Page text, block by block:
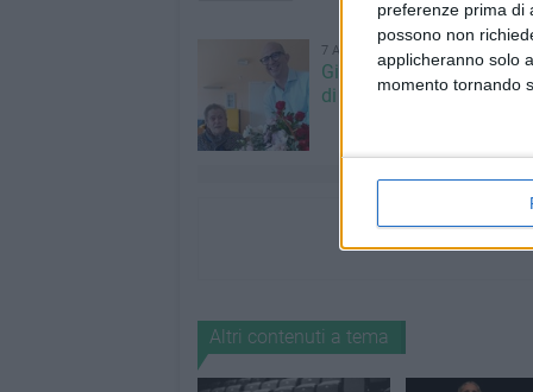
preferenze prima di
possono non
applicheranno solo
momento tornando
7 AGOSTO 2026
Giovinazzo festeggia i
di Maria Colamaria
Altri contenuti a tema